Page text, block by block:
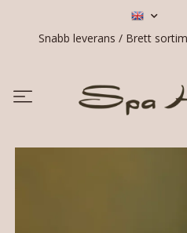
Snabb leverans / Brett